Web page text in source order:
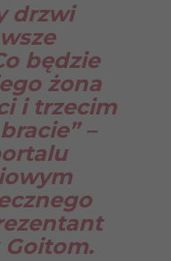
drzwi
będzie
żona
i trzecim
–
Goitom.